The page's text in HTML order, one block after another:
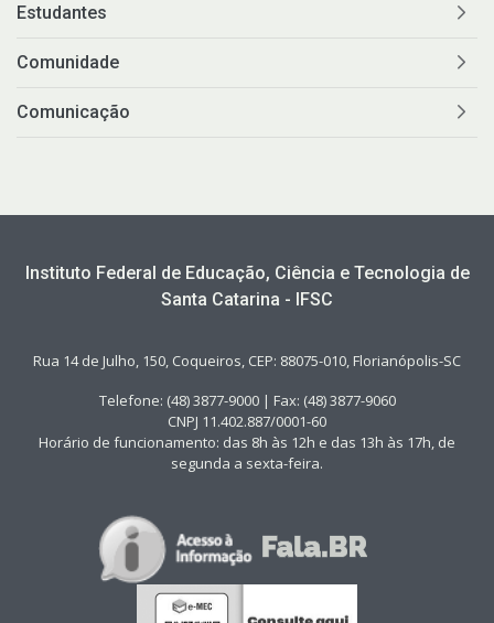
Estudantes
Comunidade
Comunicação
Instituto Federal de Educação, Ciência e Tecnologia de
Santa Catarina - IFSC
Rua 14 de Julho, 150, Coqueiros, CEP: 88075-010, Florianópolis-SC
Telefone: (48) 3877-9000 | Fax: (48) 3877-9060
CNPJ 11.402.887/0001-60
Horário de funcionamento: das 8h às 12h e das 13h às 17h, de
segunda a sexta-feira.